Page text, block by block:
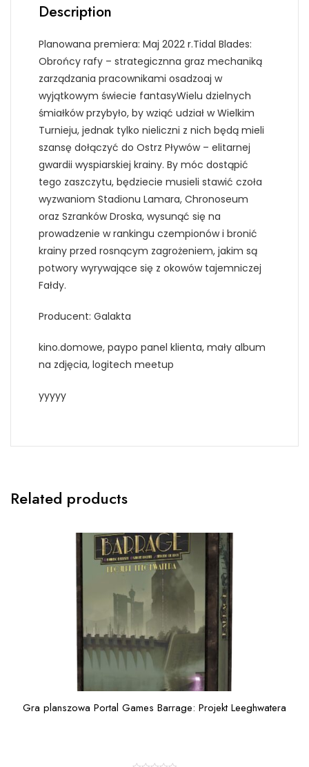
Description
Planowana premiera: Maj 2022 r.Tidal Blades:
Obrońcy rafy – strategicznna graz mechaniką
zarządzania pracownikami osadzoaj w
wyjątkowym świecie fantasyWielu dzielnych
śmiałków przybyło, by wziąć udział w Wielkim
Turnieju, jednak tylko nieliczni z nich będą mieli
szansę dołączyć do Ostrz Pływów – elitarnej
gwardii wyspiarskiej krainy. By móc dostąpić
tego zaszczytu, będziecie musieli stawić czoła
wyzwaniom Stadionu Lamara, Chronoseum
oraz Szranków Droska, wysunąć się na
prowadzenie w rankingu czempionów i bronić
krainy przed rosnącym zagrożeniem, jakim są
potwory wyrywające się z okowów tajemniczej
Fałdy.
Producent: Galakta
kino.domowe, paypo panel klienta, mały album
na zdjęcia, logitech meetup
yyyyy
Related products
Gra planszowa Portal Games Barrage: Projekt Leeghwatera